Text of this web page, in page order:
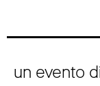
un evento